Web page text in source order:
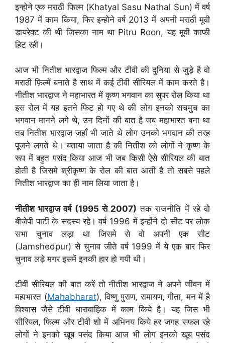
इन्होने एक मराठी फिल्म (Khatyal Sasu Nathal Sun) में वर्ष
1987 में काम किया, फिर इन्होने वर्ष 2013 में अपनी मराठी मूवी
डायरेक्ट की थी जिसका नाम था Pitru Roon, यह मूवी काफी
हिट रही।
आज भी नितीश भारद्वाज फिल्म और टीवी की दुनिया से जुड़े है वो
मराठी फ़िल्में बनाते है साथ में कई टीवी सीरियल में काम करते है।
नीतीश भारद्वाज ने महाभारत में कृष्ण भगवान का सुपर रोल किया था
इस रोल में यह इतने फिट हो गए थे की लोग इनको सचमुच का
भगवान मानने लगे थे, उन दिनों की बात है जब महाभारत बना था
तब नितीश भारद्वाज जहाँ भी जाते थे लोग उनको भगवान की तरह
पूजने लगते थे। बताया जाता है की नितीश को लोगों ने कृष्ण के
रूप में बहुत पसंद किया आज भी जब किसी ऐसे सीरियल की बात
होती है जिसमे श्रीकृष्ण के रोल की बात आती है तो सबसे पहले
नितीश भारद्वाज का ही नाम लिया जाता है।
नीतीश भारद्वाज वर्ष (1995 से 2007) तक राजनीति में रहे वो
बीजेपी पार्टी के सदस्य रहे। वर्ष 1996 में इन्होंने दो सीट पर लोक
सभा चुनाव लड़ा था जिसमे से वो अपनी एक सीट
(Jamshedpur) से चुनाव जीते वर्ष 1999 में ये एक बार फिर
चुनाव लड़े मगर इसमें इनकी हार हो गयी थी।
टीवी सीरियल की बात करें तो नीतीश भारद्वाज ने अपने जीवन में
महाभारत (Mahabharat), विष्णु पुराण, रामायण, गीता, मन में है
विश्वास जैसे टीवी धारावाहिक में काम किये है। यह जिस भी
सीरियल, फिल्म और टीवी शो में अभिनय किये हर जगह सफल रहे
लोगों ने इनको खूब पसंद किया आज भी लोग इनको खूब पसंद